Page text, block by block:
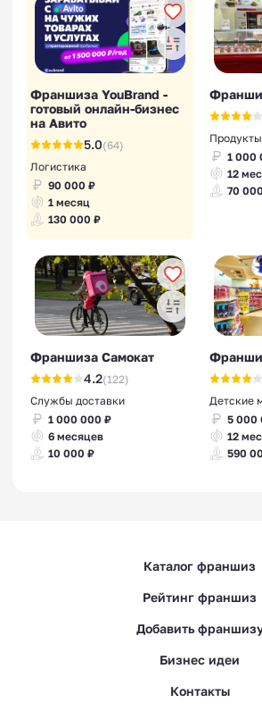
Франшиза YouBrand -
готовый онлайн-бизнес
на Авито
5.0(64)
Логистика
90 000 ₽
1 месяц
130 000 ₽
Продукты
1 000
12
70
Франшиза Самокат
4.2(122)
Службы доставки
1 000 000 ₽
6 месяцев
10 000 ₽
Детские
5 000
12
590
Каталог франшиз
Рейтинг франшиз
Добавить
Бизнес идеи
Контакты